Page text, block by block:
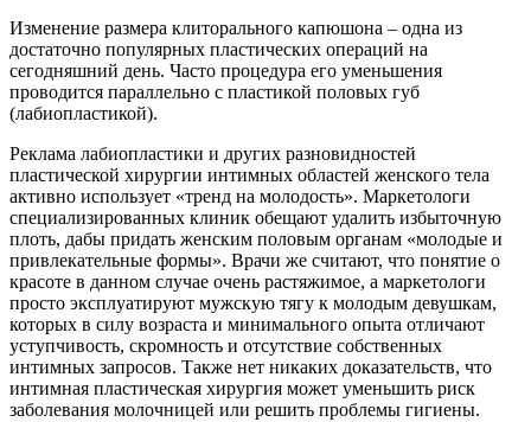
Изменение размера клиторального капюшона – одна из
достаточно популярных пластических операций на
сегодняшний день. Часто процедура его уменьшения
проводится параллельно с пластикой половых губ
(лабиопластикой).
Реклама лабиопластики и других разновидностей
пластической хирургии интимных областей женского тела
активно использует «тренд на молодость». Маркетологи
специализированных клиник обещают удалить избыточную
плоть, дабы придать женским половым органам «молодые и
привлекательные формы». Врачи же считают, что понятие о
красоте в данном случае очень растяжимое, а маркетологи
просто эксплуатируют мужскую тягу к молодым девушкам,
которых в силу возраста и минимального опыта отличают
уступчивость, скромность и отсутствие собственных
интимных запросов. Также нет никаких доказательств, что
интимная пластическая хирургия может уменьшить риск
заболевания молочницей или решить проблемы гигиены.